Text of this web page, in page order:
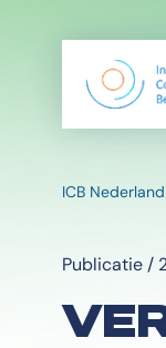
ICB Nederland
Publicatie /